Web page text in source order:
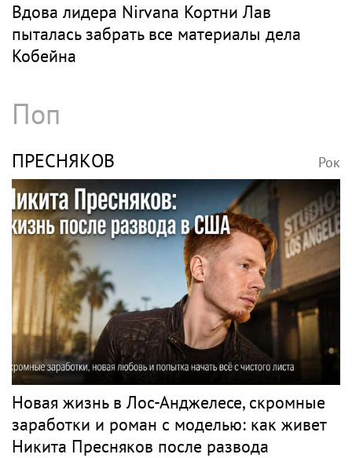
Вдова лидера Nirvana Кортни Лав
пыталась забрать все материалы дела
Кобейна
Поп
ПРЕСНЯКОВ Рок
Новая жизнь в Лос-Анджелесе, скромные
заработки и роман с моделью: как живет
Никита Пресняков после развода